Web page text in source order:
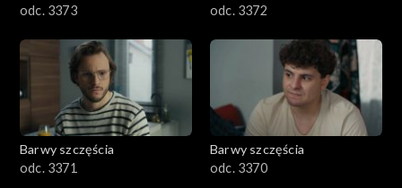
odc. 3373
odc. 3372
Barwy szczęścia
odc. 3371
Barwy szczęścia
odc. 3370